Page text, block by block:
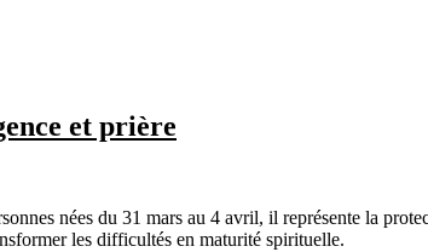
et prière
nées du 31 mars au 4 avril, il représente la
les difficultés en maturité spirituelle.